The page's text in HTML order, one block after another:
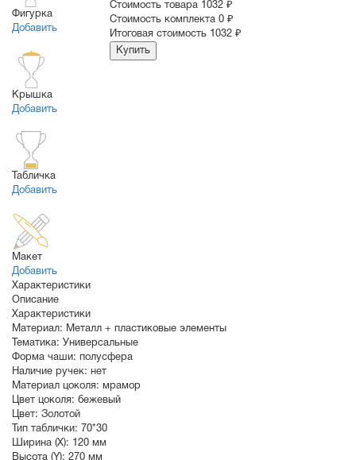
Фигурка
Добавить
Крышка
Добавить
Табличка
Добавить
Макет
Добавить
Cтоимость товара
1032 ₽
Стоимость комплекта 0 ₽
Итоговая стоимость
1032 ₽
Купить
Характеристики
Описание
Характеристики
Материал: Металл + пластиковые элементы
Тематика: Универсальные
Форма чаши: полусфера
Наличие ручек: нет
Материал цоколя: мрамор
Цвет цоколя: бежевый
Цвет: Золотой
Тип таблички: 70*30
Ширина (X): 120 мм
Высота (Y): 270 мм